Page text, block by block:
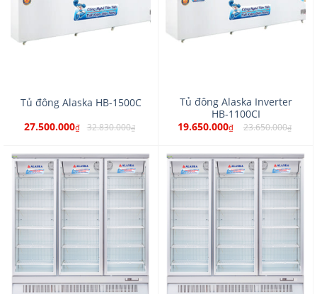
Tủ đông Alaska HB-1500C
27.500.000₫ 32.830.000₫
Tủ đông Alaska Inverter
HB-1100CI
19.650.000₫ 23.650.000₫